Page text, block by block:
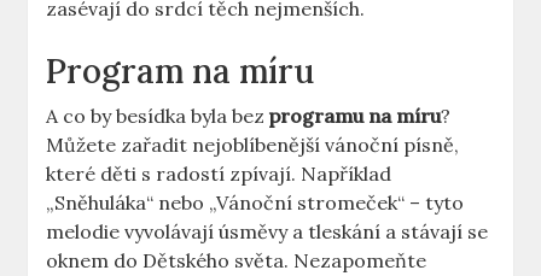
zasévají do srdcí těch nejmenších.
Program na míru
A co by besídka byla bezprogramu na míru?
Můžete zařadit nejoblíbenější vánoční písně,
které děti s radostí zpívají. Například
„Sněhuláka“ nebo „Vánoční stromeček“ – tyto
melodie vyvolávají úsměvy a tleskání a stávají se
oknem do Dětského světa. Nezapomeňte